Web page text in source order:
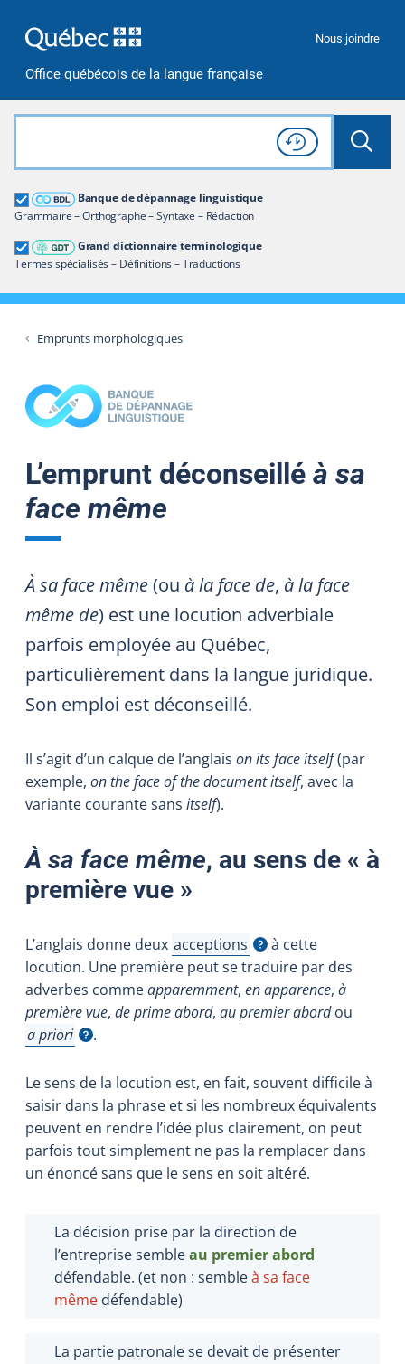
Office québécois de la langue française
Nous joindre
Rechercher dans tout le site
Lancer
Consulter l'
Historique
de recherche
Banque de dépannage linguistique
Grammaire – Orthographe – Syntaxe – Rédaction
Grand dictionnaire terminologique
Termes spécialisés – Définitions – Traductions
Grand dictionnaire terminologique
Restreindre aux termes
Emprunts morphologiques
L’emprunt déconseillé à sa
face même
À sa face même(ou à la face de, à la face
même de) est une locution adverbiale
parfois employée au Québec,
particulièrement dans la langue juridique.
Son emploi est déconseillé.
Il s’agit d’un calque de l’anglais on its face itself(par
exemple, on the face of the document itself, avec la
variante courante sans itself).
À sa face même, au sens de « à
première vue »
L’anglais donne deux acceptions
Afficher l'infobulle
à cette
locution. Une première peut se traduire par des
adverbes commeapparemment, en apparence, à
première vue, de prime abord, au premier abordou
a priori
Afficher l'infobulle
.
Le sens de la locution est, en fait, souvent difficile à
saisir dans la phrase et si les nombreux équivalents
peuvent en rendre l’idée plus clairement, on peut
parfois tout simplement ne pas la remplacer dans
un énoncé sans que le sens en soit altéré.
La décision prise par la direction de
l’entreprise sembleau premier abord
défendable. (et non : sembleà sa face
même défendable)
La partie patronale se devait de présenter